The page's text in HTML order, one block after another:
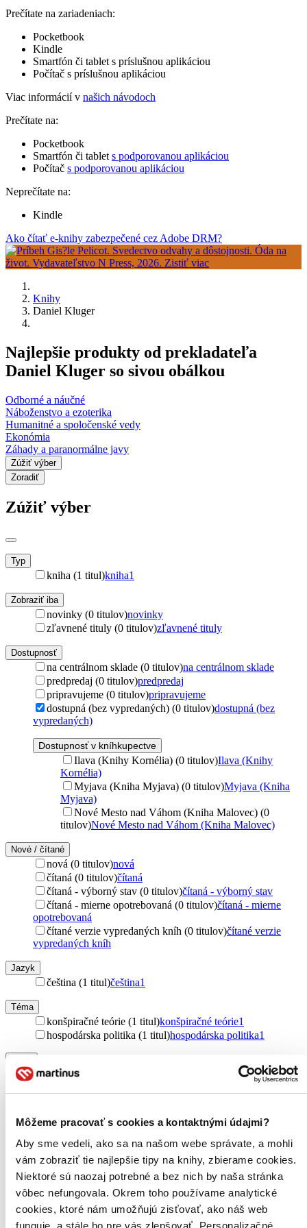
Môžeme pracovať s cookies a kontaktnými údajmi?
Aby sme vedeli, ako sa na našom webe správate, a mohli
vám zobraziť tie najlepšie tipy na knihy, zbierame cookies.
Niektoré sú naozaj potrebné a bez nich by naša stránka
vôbec nefungovala. Okrem toho používame analytické
cookies, ktoré nám umožňujú zisťovať, ako náš web
funguje, a stále ho pre vás zlepšovať. Personalizačné
Prečítate na zariadeniach:
Pocketbook
Kindle
Smartfón či tablet s príslušnou aplikáciou
Počítač s príslušnou aplikáciou
Viac informácií v našich návodoch
Prečítate na:
Pocketbook
Smartfón či tablet s podporovanou aplikáciou
Počítač s podporovanou aplikáciou
Neprečítate na:
Kindle
Ako čítať e-knihy zabezpečené cez Adobe DRM?
Knihy
Daniel Kluger
Najlepšie produkty od prekladateľa
Daniel Kluger so sivou obálkou
Odborné a náučné
Náboženstvo a ezoterika
Humanitné a spoločenské vedy
Ekonómia
Záhady a paranormálne javy
Zúžiť výber
Zoradiť
Zúžiť výber
Typ
kniha (1 titul)kniha1
Zobraziť iba
novinky (0 titulov)novinky
zľavnené tituly (0 titulov)zľavnené tituly
Dostupnosť
na centrálnom sklade (0 titulov)na centrálnom sklade
predpredaj (0 titulov)predpredaj
pripravujeme (0 titulov)pripravujeme
dostupná (bez vypredaných) (0 titulov)dostupná (bez
vypredaných)
Dostupnosť v kníhkupectve
Ilava (Knihy Kornélia) (0 titulov)Ilava (Knihy
Kornélia)
Myjava (Kniha Myjava) (0 titulov)Myjava (Kniha
Myjava)
Nové Mesto nad Váhom (Kniha Malovec) (0
titulov)Nové Mesto nad Váhom (Kniha Malovec)
Nové / čítané
nová (0 titulov)nová
čítaná (0 titulov)čítaná
čítaná - výborný stav (0 titulov)čítaná - výborný stav
čítaná - mierne opotrebovaná (0 titulov)čítaná - mierne
opotrebovaná
čítané verzie vypredaných kníh (0 titulov)čítané verzie
vypredaných kníh
Jazyk
čeština (1 titul)čeština1
Téma
konšpiračné teórie (1 titul)konšpiračné teórie1
hospodárska politika (1 titul)hospodárska politika1
Michael Morris (1 titul)
Zúžiť výber
Zoradiť